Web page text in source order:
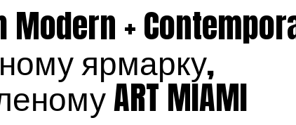
Modern +
ярмарку,
ART MIAMI